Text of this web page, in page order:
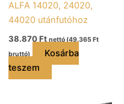
ALFA 14020, 24020,
44020 utánfutóhoz
38.870Ft nettó (49.365 Ft
bruttó)
Kosárba
teszem